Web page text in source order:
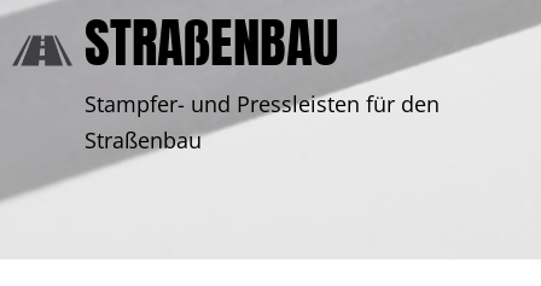
STRAßENBAU
Stampfer- und Pressleisten für den
Straßenbau